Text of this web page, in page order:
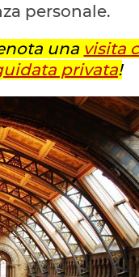
personale.
una visita
privata!